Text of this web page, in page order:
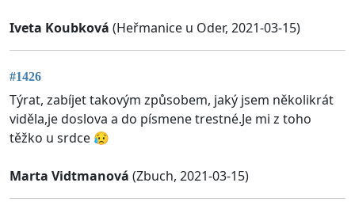
Iveta Koubková (Heřmanice u Oder, 2021-03-15)
#1426
Týrat, zabíjet takovým způsobem, jaký jsem několikrát
viděla,je doslova a do písmene trestné.Je mi z toho
těžko u srdce 😥
Marta Vidtmanová (Zbuch, 2021-03-15)